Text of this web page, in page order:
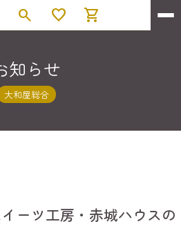
search favorite shopping_cart
知らせ
大和屋総合
イーツ工房・赤城ハウスの